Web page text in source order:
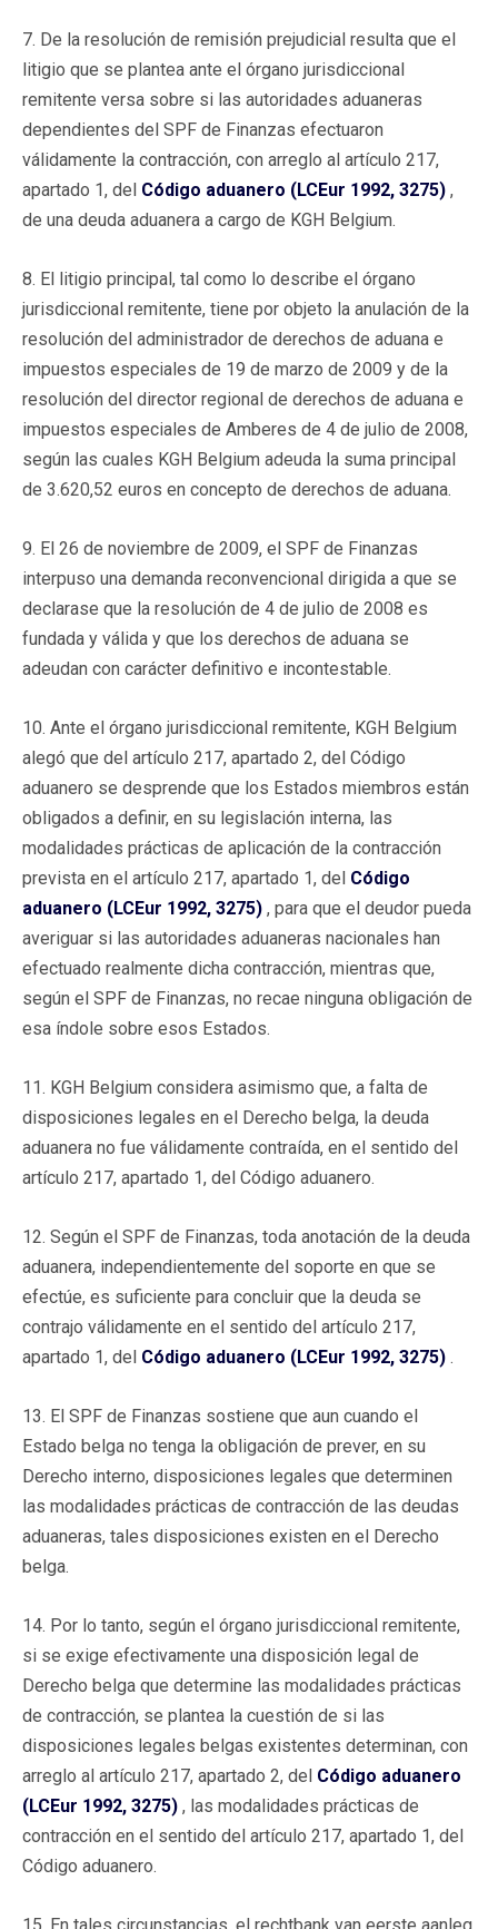
7. De la resolución de remisión prejudicial resulta que el
litigio que se plantea ante el órgano jurisdiccional
remitente versa sobre si las autoridades aduaneras
dependientes del SPF de Finanzas efectuaron
válidamente la contracción, con arreglo al artículo 217,
apartado 1, del Código aduanero (LCEur 1992, 3275) ,
de una deuda aduanera a cargo de KGH Belgium.
8. El litigio principal, tal como lo describe el órgano
jurisdiccional remitente, tiene por objeto la anulación de la
resolución del administrador de derechos de aduana e
impuestos especiales de 19 de marzo de 2009 y de la
resolución del director regional de derechos de aduana e
impuestos especiales de Amberes de 4 de julio de 2008,
según las cuales KGH Belgium adeuda la suma principal
de 3.620,52 euros en concepto de derechos de aduana.
9. El 26 de noviembre de 2009, el SPF de Finanzas
interpuso una demanda reconvencional dirigida a que se
declarase que la resolución de 4 de julio de 2008 es
fundada y válida y que los derechos de aduana se
adeudan con carácter definitivo e incontestable.
10. Ante el órgano jurisdiccional remitente, KGH Belgium
alegó que del artículo 217, apartado 2, del Código
aduanero se desprende que los Estados miembros están
obligados a definir, en su legislación interna, las
modalidades prácticas de aplicación de la contracción
prevista en el artículo 217, apartado 1, del Código
aduanero (LCEur 1992, 3275) , para que el deudor pueda
averiguar si las autoridades aduaneras nacionales han
efectuado realmente dicha contracción, mientras que,
según el SPF de Finanzas, no recae ninguna obligación de
esa índole sobre esos Estados.
11. KGH Belgium considera asimismo que, a falta de
disposiciones legales en el Derecho belga, la deuda
aduanera no fue válidamente contraída, en el sentido del
artículo 217, apartado 1, del Código aduanero.
12. Según el SPF de Finanzas, toda anotación de la deuda
aduanera, independientemente del soporte en que se
efectúe, es suficiente para concluir que la deuda se
contrajo válidamente en el sentido del artículo 217,
apartado 1, del Código aduanero (LCEur 1992, 3275) .
13. El SPF de Finanzas sostiene que aun cuando el
Estado belga no tenga la obligación de prever, en su
Derecho interno, disposiciones legales que determinen
las modalidades prácticas de contracción de las deudas
aduaneras, tales disposiciones existen en el Derecho
belga.
14. Por lo tanto, según el órgano jurisdiccional remitente,
si se exige efectivamente una disposición legal de
Derecho belga que determine las modalidades prácticas
de contracción, se plantea la cuestión de si las
disposiciones legales belgas existentes determinan, con
arreglo al artículo 217, apartado 2, del Código aduanero
(LCEur 1992, 3275) , las modalidades prácticas de
contracción en el sentido del artículo 217, apartado 1, del
Código aduanero.